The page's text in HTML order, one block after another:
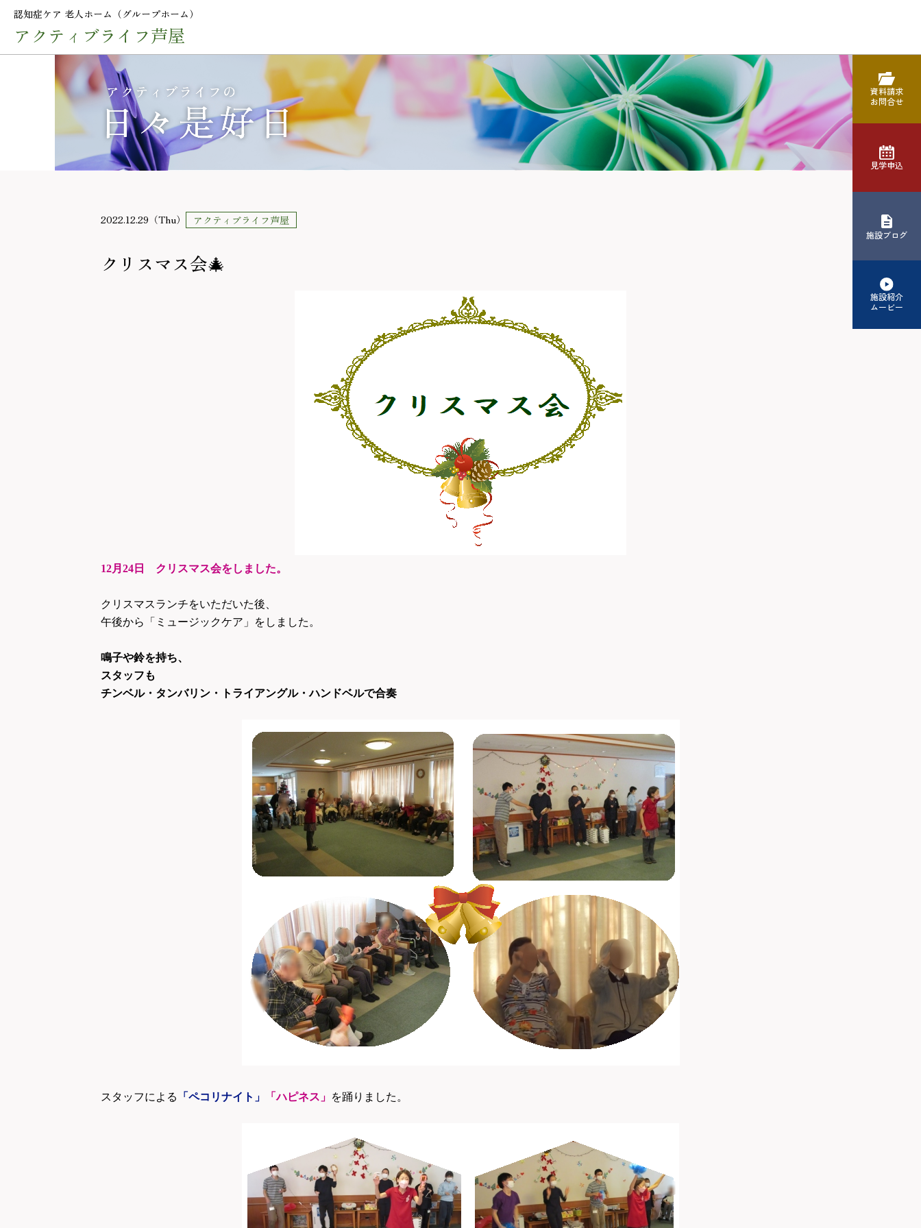
認知症ケア 老人ホーム（グループホーム）
アクティブライフ芦屋
資料請求
お問合せ
見学申込
施設ブログ
施設紹介
ムービー
2022.12.29（Thu） アクティブライフ芦屋
クリスマス会🎄
12月24 日 クリスマス会をしました。
クリスマスランチをいただいた後、
午後から「ミュージックケア」をしました。
鳴子や鈴を持ち、
スタッフも
チンベル・タンバリン・トライアングル・ハンドベルで合奏
スタッフによる 「ペコリナイト」 「ハピネス」 を踊りました。